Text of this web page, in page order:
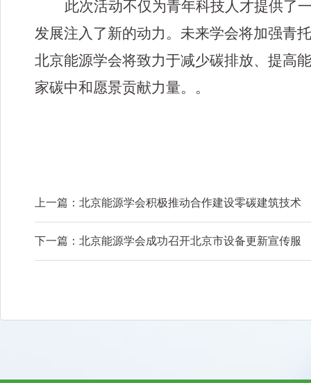
此次活动不仅为青年科技人才提供了
发展注入了新的动力。未来学会将加强青
北京能源学会将致力于减少碳排放、提高
家碳中和愿景贡献力量。。
上一篇： 北京能源学会积极推动合作建设零碳建筑技术
下一篇： 北京能源学会成功召开北京市设备更新宣传服